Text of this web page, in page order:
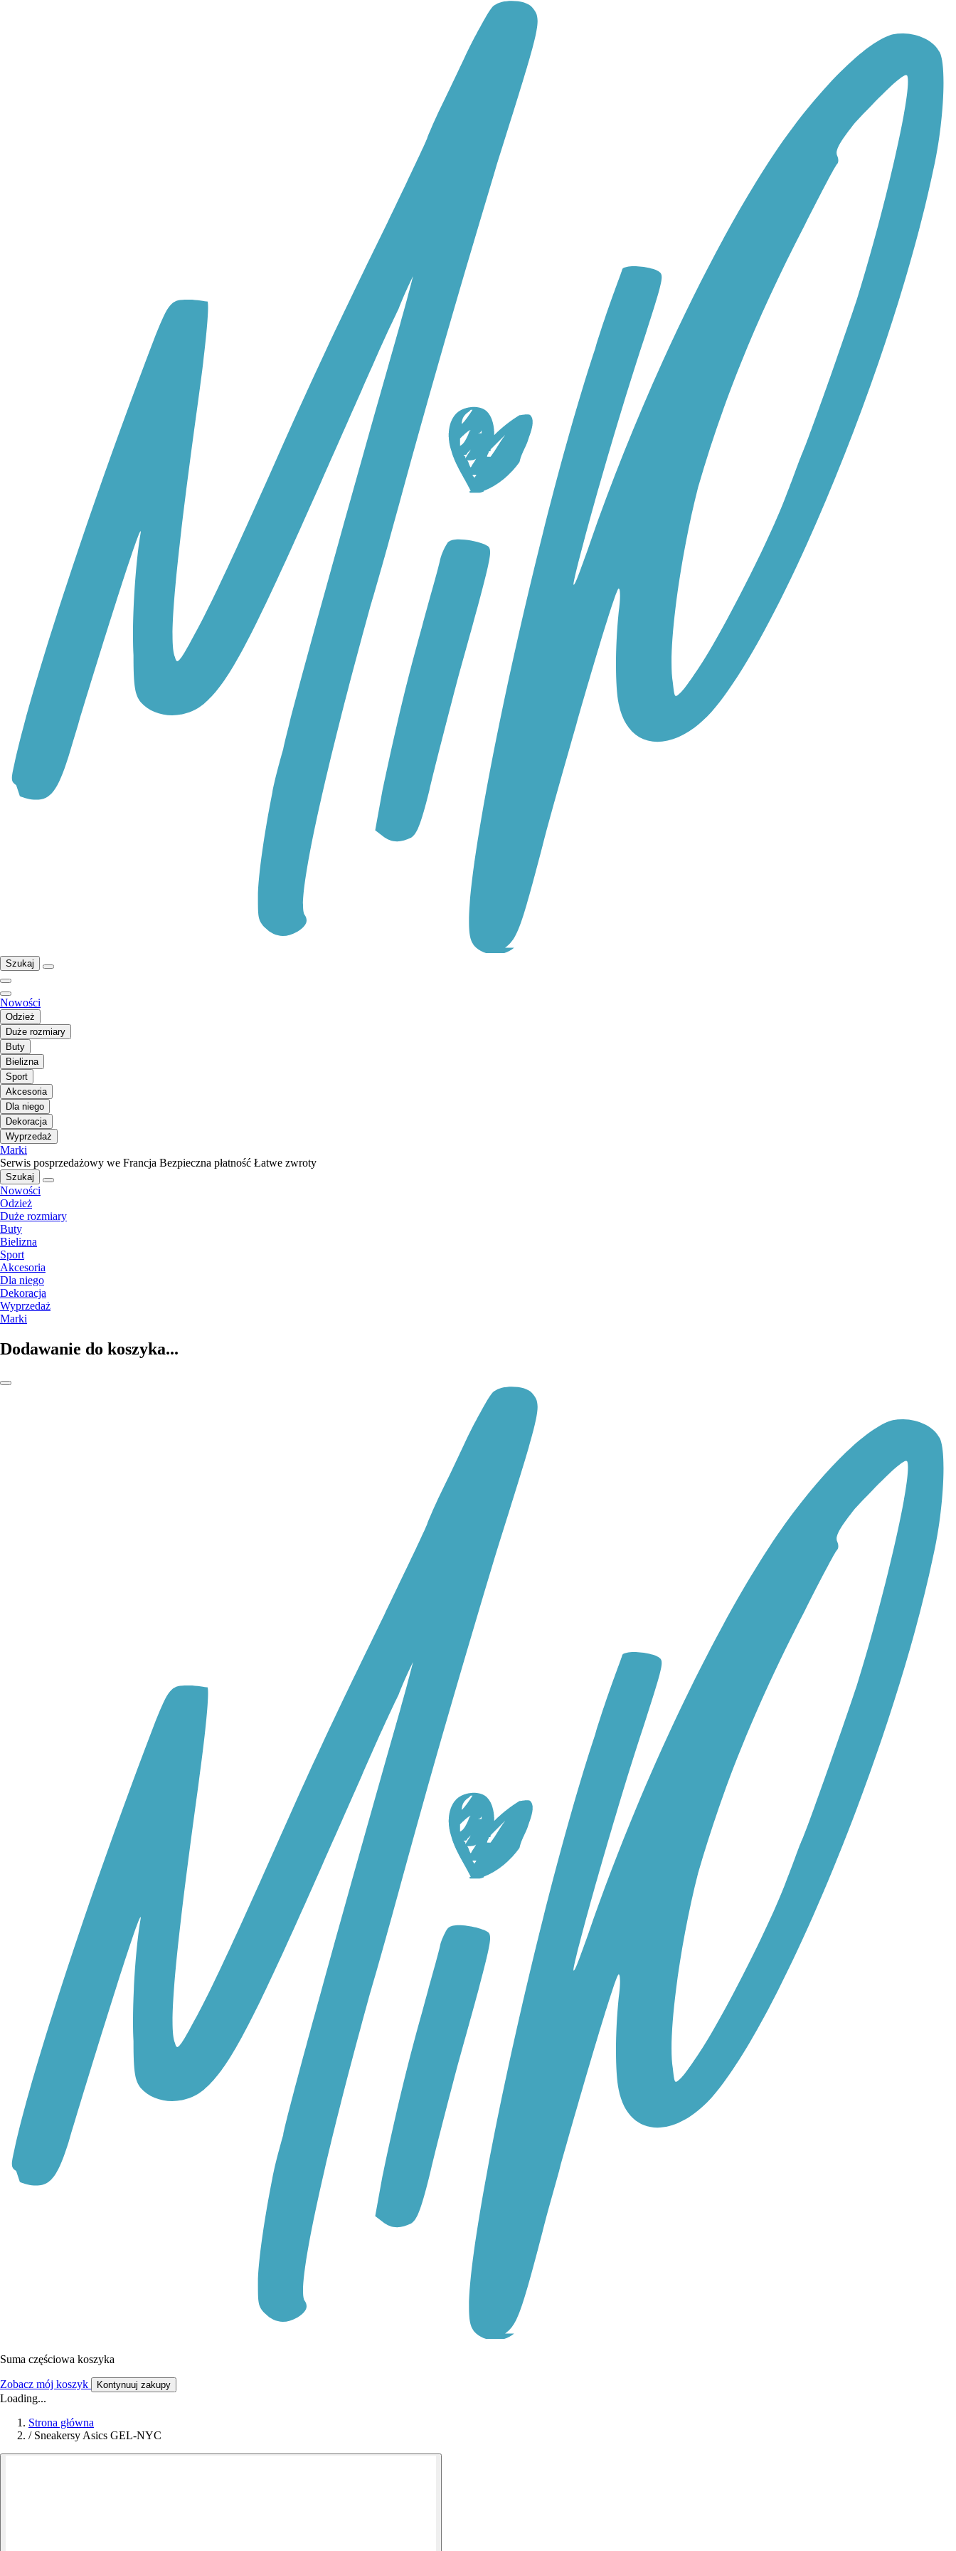
Szukaj
Nowości
Odzież
Duże rozmiary
Buty
Bielizna
Sport
Akcesoria
Dla niego
Dekoracja
Wyprzedaż
Marki
Serwis posprzedażowy we Francja Bezpieczna płatność Łatwe zwroty
Szukaj
Nowości
Odzież
Duże rozmiary
Buty
Bielizna
Sport
Akcesoria
Dla niego
Dekoracja
Wyprzedaż
Marki
Dodawanie do koszyka...
Suma częściowa koszyka
Zobacz mój koszyk Kontynuuj zakupy
Loading...
Strona główna
/ Sneakersy Asics GEL-NYC